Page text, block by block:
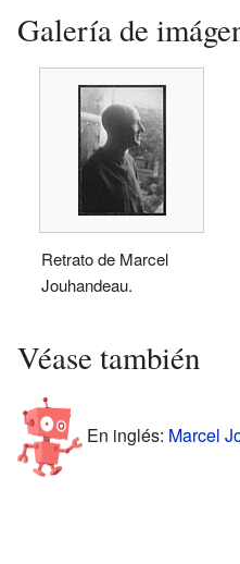
Galería de
Retrato de Marcel
Jouhandeau.
Véase también
En inglés: Marcel